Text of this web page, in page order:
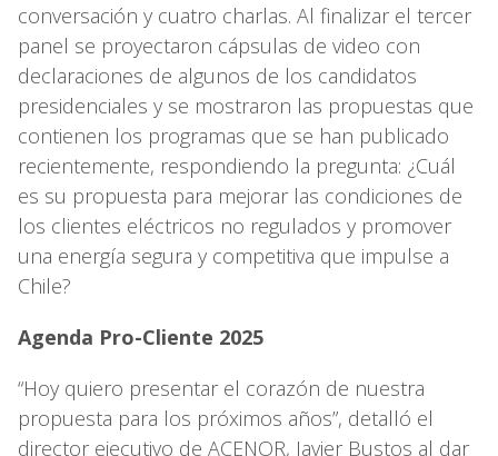
conversación y cuatro charlas. Al finalizar el tercer
panel se proyectaron cápsulas de video con
declaraciones de algunos de los candidatos
presidenciales y se mostraron las propuestas que
contienen los programas que se han publicado
recientemente, respondiendo la pregunta: ¿Cuál
es su propuesta para mejorar las condiciones de
los clientes eléctricos no regulados y promover
una energía segura y competitiva que impulse a
Chile?
Agenda Pro-Cliente 2025
“Hoy quiero presentar el corazón de nuestra
propuesta para los próximos años”, detalló el
director ejecutivo de ACENOR, Javier Bustos al dar